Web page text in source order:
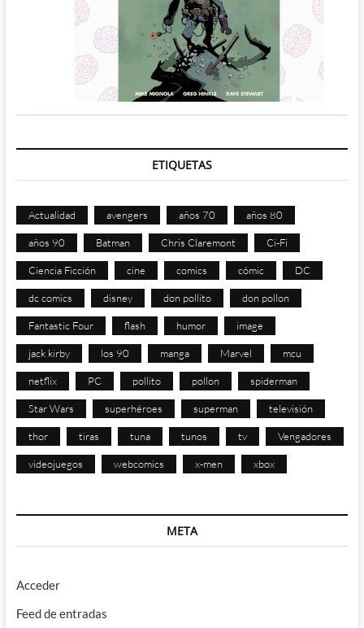
ETIQUETAS
Actualidad avengers años 70 años 80
años 90 Batman Chris Claremont Ci-Fi
Ciencia Ficción cine comics cómic DC
dc comics disney don pollito don pollon
Fantastic Four flash humor image
jack kirby los 90 manga Marvel mcu
netflix PC pollito pollon spiderman
Star Wars superhéroes superman televisión
thor tiras tuna tunos tv Vengadores
videojuegos webcomics x-men xbox
META
Acceder
Feed de entradas